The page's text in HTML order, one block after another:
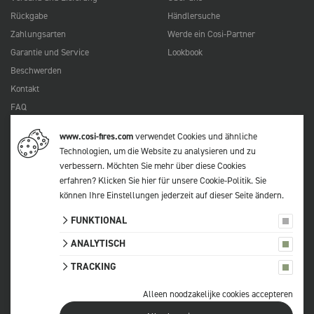
Rückgabe
Zahlungsarten
Garantie und Service
Beschwerden
Kontakt
FAQ
Händlersuche
Werde ein Cosi-Partner
Lookbook
© 2026 Cosi
Alle Preise verstehen sich inkl. MwSt.
Datenschutzerklärung
Cookie-Einstellungen
www.cosi-fires.comverwendet Cookies und ähnliche
Technologien, um die Website zu analysieren und zu
verbessern. Möchten Sie mehr über diese Cookies
erfahren? Klicken Sie hier für unsere Cookie-Politik. Sie
können Ihre Einstellungen jederzeit aufdieser Seiteändern.
FUNKTIONAL
ANALYTISCH
TRACKING
Alleen noodzakelijke cookies accepteren